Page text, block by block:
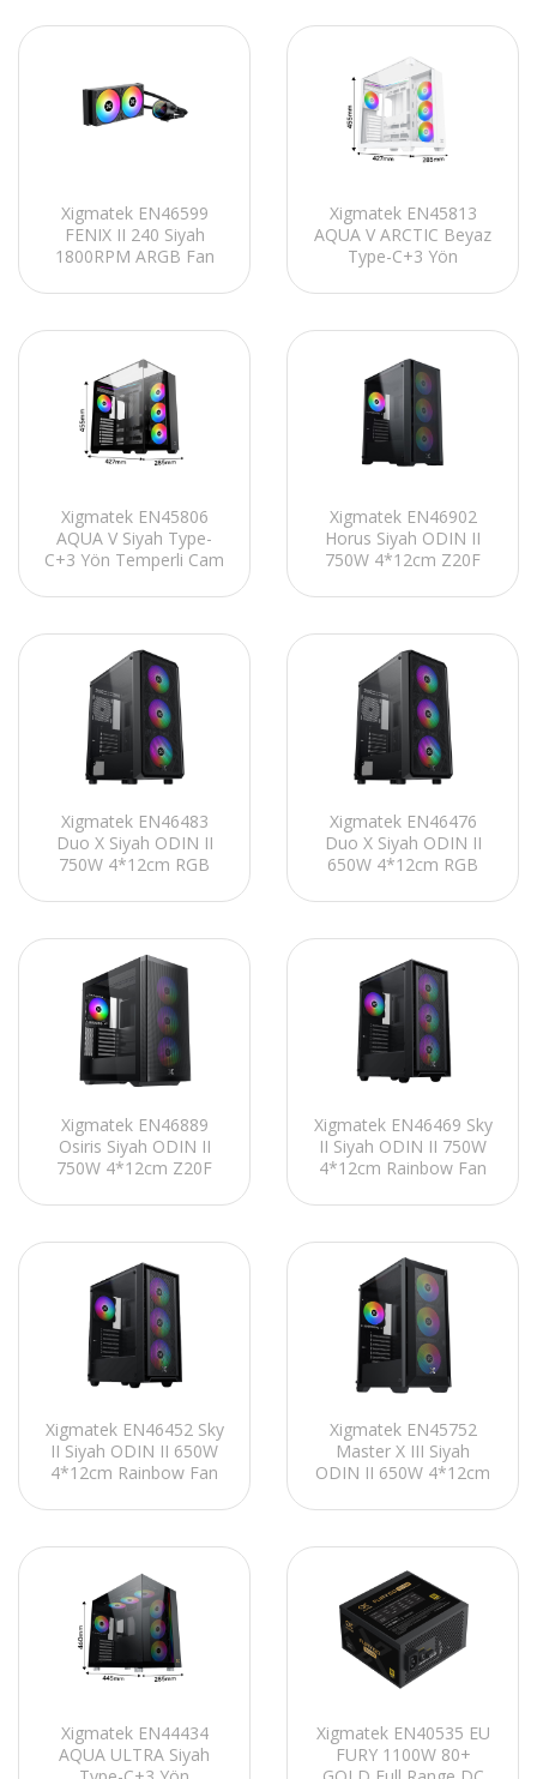
Xigmatek EN46599
FENIX II 240 Siyah
1800RPM ARGB Fan
240mm Sıvı Soğutmalı
Xigmatek EN45813
AQUA V ARCTIC Beyaz
Type-C+3 Yön
ARGB Fan Oyuncu
Xigmatek EN45806
AQUA V Siyah Type-
C+3 Yön Temperli Cam
Oyuncu Kasası
Xigmatek EN46902
Horus Siyah ODIN II
750W 4*12cm Z20F
Mesh+Cam Panel E-
Kasası
Xigmatek EN46483
Duo X Siyah ODIN II
750W 4*12cm RGB
E-ATX Mid-T Gaming
Xigmatek EN46476
Duo X Siyah ODIN II
650W 4*12cm RGB
E-ATX Mid-T Gaming
Xigmatek EN46889
Osiris Siyah ODIN II
750W 4*12cm Z20F
Mesh+Cam Panel E-
Xigmatek EN46469 Sky
II Siyah ODIN II 750W
4*12cm Rainbow Fan
Camlı Mid-T Gaming
Xigmatek EN46452 Sky
II Siyah ODIN II 650W
4*12cm Rainbow Fan
Camlı Mid-T Gaming
Xigmatek EN45752
Master X III Siyah
ODIN II 650W 4*12cm
Panel E-ATX Mid-T
Xigmatek EN44434
AQUA ULTRA Siyah
Xigmatek EN40535 EU
FURY 1100W 80+